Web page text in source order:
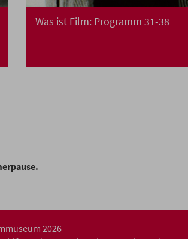
Was ist Film: Programm 31-38
2026